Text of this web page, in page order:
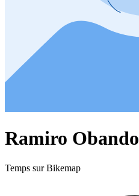
Ramiro Obando
Temps sur Bikemap